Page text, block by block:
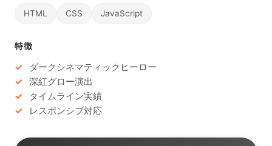
HTML CSS JavaScript
特徴
ダークシネマティックヒーロー
深紅グロー演出
タイムライン実績
レスポンシブ対応